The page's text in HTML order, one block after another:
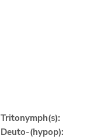
Tritonymph(s):
Deuto-(hypop):